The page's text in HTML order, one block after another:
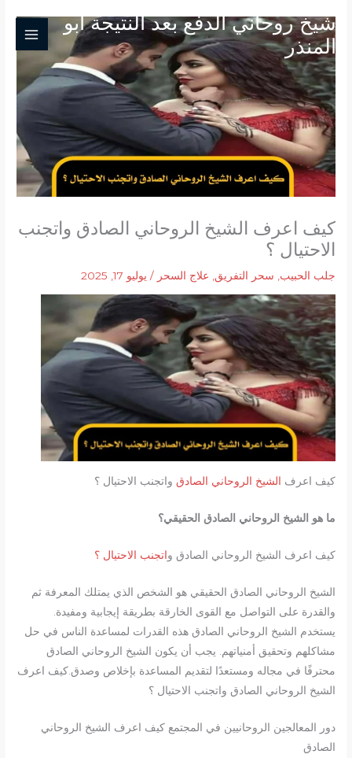
المحتوى
شيخ روحاني الدفع بعد النتيجة ابو
المنذر
كيف اعرف الشيخ الروحاني الصادق واتجنب
الاحتيال ؟
جلب الحبيب, سحر التفريق, علاج السحر / يوليو 17, 2025
كيف اعرف الشيخ الروحاني الصادق واتجنب الاحتيال ؟
ما هو الشيخ الروحاني الصادق الحقيقي؟
كيف اعرف الشيخ الروحاني الصادق واتجنب الاحتيال ؟
الشيخ الروحاني الصادق الحقيقي هو الشخص الذي يمتلك المعرفة ثم
والقدرة على التواصل مع القوى الخارقة بطريقة إيجابية ومفيدة.
يستخدم الشيخ الروحاني الصادق هذه القدرات لمساعدة الناس في حل
مشاكلهم وتحقيق أمنياتهم. يجب أن يكون الشيخ الروحاني الصادق
محترفًا في مجاله ومستعدًا لتقديم المساعدة بإخلاص وصدق.كيف اعرف
الشيخ الروحاني الصادق واتجنب الاحتيال ؟
دور المعالجين الروحانيين في المجتمع كيف اعرف الشيخ الروحاني
الصادق